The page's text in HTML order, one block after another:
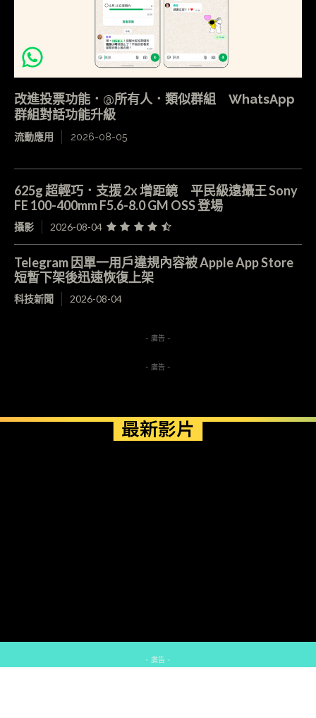
改進投票功能．@所有人．類似群組 WhatsApp
群組對話功能升級
流動應用 2026-08-05
625g 超輕巧．支援 2x 增距鏡 平民級遠攝王 Sony
FE 100-400mm F5.6-8.0 GM OSS 登場
攝影 2026-08-04
Telegram 因單一用戶違規內容被 Apple App Store
短暫下架後迅速恢復上架
科技新聞 2026-08-04
- 廣告 -
- 廣告 -
最新影片
- 廣告 -